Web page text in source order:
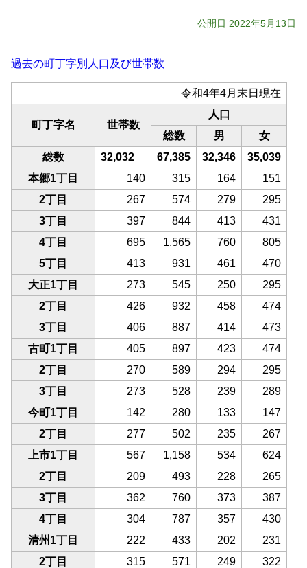
公開日 2022年5月13日
過去の町丁字別人口及び世帯数
令和4年4月末日現在
町丁字名 世帯数
人口
総数
男
女
総数
32,032 67,385 32,346
35,039
本郷1丁目
140 315 164
151
2丁目
267 574 279
295
3丁目
397 844 413
431
4丁目
695 1,565 760
805
5丁目
413 931 461
470
大正1丁目
273 545 250
295
2丁目
426 932 458
474
3丁目
406 887 414
473
古町1丁目
405 897 423
474
2丁目
270 589 294
295
3丁目
273 528 239
289
今町1丁目
142 280 133
147
2丁目
277 502 235
267
上市1丁目
567 1,158 534
624
2丁目
209 493 228
265
3丁目
362 760 373
387
4丁目
304 787 357
430
清州1丁目
222 433 202
231
2丁目
315 571 249
322